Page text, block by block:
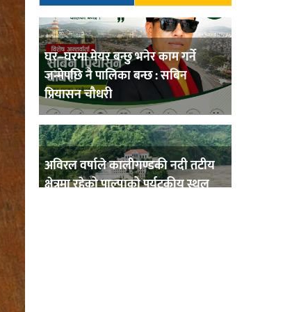
घर–घरमा मेयर बन्छु भनेर काम गर्ने
जन्मेपछि नै पालिका बन्छ : सबिन
प्रियासन चौधरी
अविरल वर्षाले कालीगण्डकी नदी तटीय
क्षेत्रमा रहेको पाल्पाको पर्यटकीय स्थल